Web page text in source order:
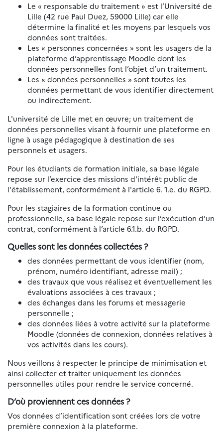
Le « responsable du traitement » est l’Université de
Lille (42 rue Paul Duez, 59000 Lille) car elle
détermine la finalité et les moyens par lesquels vos
données sont traitées.
Les « personnes concernées » sont les usagers de la
plateforme d’apprentissage Moodle dont les
données personnelles font l’objet d’un traitement.
Les « données personnelles » sont toutes les
données permettant de vous identifier directement
ou indirectement.
L'université de Lille met en œuvre, un traitement de
données personnelles visant à fournir une plateforme en
ligne à usage pédagogique à destination de ses
personnels et usagers.
Pour les étudiants de formation initiale, sa base légale
repose sur l’exercice des missions d'intérêt public de
l'établissement, conformément à l'article 6. 1.e. du RGPD.
Pour les stagiaires de la formation continue ou
professionnelle, sa base légale repose sur l’exécution d’un
contrat, conformément à l’article 6.1.b. du RGPD.
Quelles sont les données collectées ?
des données permettant de vous identifier (nom,
prénom, numéro identifiant, adresse mail) ;
des travaux que vous réalisez et éventuellement les
évaluations associées à ces travaux ;
des échanges dans les forums et messagerie
personnelle ;
des données liées à votre activité sur la plateforme
Moodle (données de connexion, données relatives à
vos activités dans les cours).
Nous veillons à respecter le principe de minimisation et
ainsi collecter et traiter uniquement les données
personnelles utiles pour rendre le service concerné.
D’où proviennent ces données ?
Vos données d’identification sont créées lors de votre
première connexion à la plateforme.